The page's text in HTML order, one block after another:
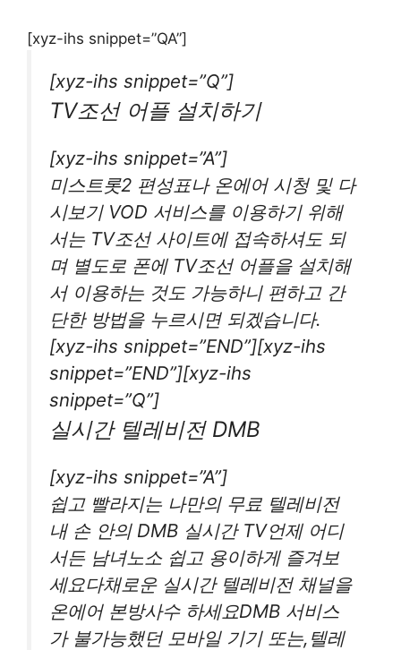
[xyz-ihs snippet=”QA”]
[xyz-ihs snippet=”Q”]
TV조선 어플 설치하기
[xyz-ihs snippet=”A”]
미스트롯2 편성표나 온에어 시청 및 다
시보기 VOD 서비스를 이용하기 위해
서는 TV조선 사이트에 접속하셔도 되
며 별도로 폰에 TV조선 어플을 설치해
서 이용하는 것도 가능하니 편하고 간
단한 방법을 누르시면 되겠습니다.
[xyz-ihs snippet=”END”][xyz-ihs
snippet=”END”][xyz-ihs
snippet=”Q”]
실시간 텔레비전 DMB
[xyz-ihs snippet=”A”]
쉽고 빨라지는 나만의 무료 텔레비전
내 손 안의 DMB 실시간 TV언제 어디
서든 남녀노소 쉽고 용이하게 즐겨보
세요다채로운 실시간 텔레비전 채널을
온에어 본방사수 하세요DMB 서비스
가 불가능했던 모바일 기기 또는,텔레